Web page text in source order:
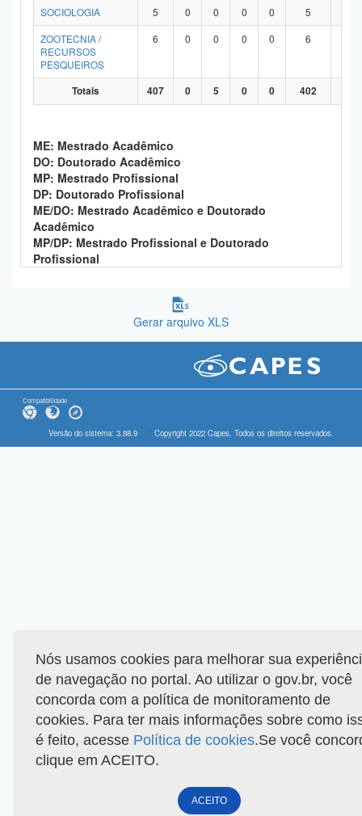
SOCIOLOGIA
5 0 0 0 0 5
ZOOTECNIA /
RECURSOS
PESQUEIROS
6 0 0 0 0 6
Totais 407 0 5 0 0 402
ME: Mestrado Acadêmico
DO: Doutorado Acadêmico
MP: Mestrado Profissional
DP: Doutorado Profissional
ME/DO: Mestrado Acadêmico e Doutorado
Acadêmico
MP/DP: Mestrado Profissional e Doutorado
Profissional
Gerar arquivo XLS
Compatibilidade
Versão do sistema: 3.88.9 Copyright 2022 Capes. Todos os direitos reservados.
Nós usamos cookies para melhorar sua
de navegação no portal. Ao utilizar o gov.br, você
concorda com a política de monitoramento de
cookies. Para ter mais informações sobre como
é feito, acesse Política de cookies.Se você
clique em ACEITO.
ACEITO